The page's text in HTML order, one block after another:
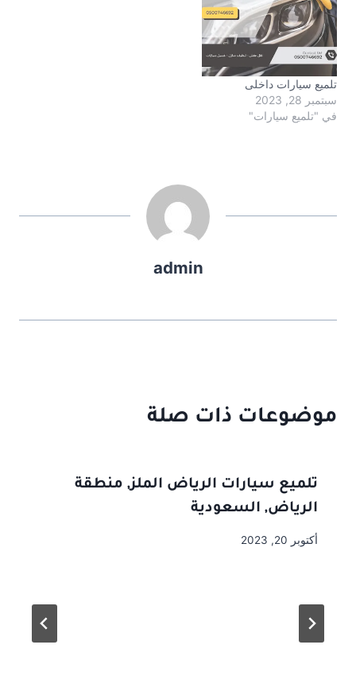
تلميع سيارات داخلى
سبتمبر 28, 2023
في "تلميع سيارات"
admin
موضوعات ذات صلة
تلميع سيارات الرياض الملز, منطقة
الرياض, السعودية
أكتوبر 20, 2023